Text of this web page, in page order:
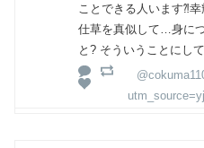
ことできる人います⁈
仕草を真似して…身に
と? そういうことにし